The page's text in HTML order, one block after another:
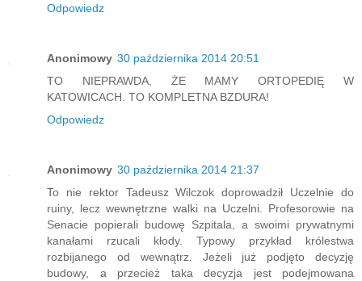
Odpowiedz
Anonimowy 30 października 2014 20:51
TO NIEPRAWDA, ŻE MAMY ORTOPEDIĘ W
KATOWICACH. TO KOMPLETNA BZDURA!
Odpowiedz
Anonimowy 30 października 2014 21:37
To nie rektor Tadeusz Wilczok doprowadził Uczelnie do
ruiny, lecz wewnętrzne walki na Uczelni. Profesorowie na
Senacie popierali budowę Szpitala, a swoimi prywatnymi
kanałami rzucali kłody. Typowy przykład królestwa
rozbijanego od wewnątrz. Jeżeli już podjęto decyzję
budowy, a przecież taka decyzja jest podejmowana